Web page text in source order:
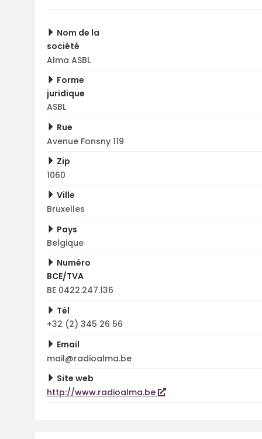
Nom de la
société
Alma ASBL
Forme
juridique
ASBL
Rue
Avenue Fonsny 119
Zip
1060
Ville
Bruxelles
Pays
Belgique
Numéro
BCE/TVA
BE 0422.247.136
Tél
+32 (2) 345 26 56
Email
mail@radioalma.be
Site web
http://www.radioalma.be